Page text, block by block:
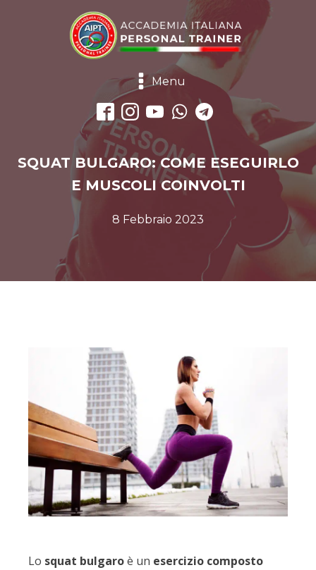
Menu
SQUAT BULGARO: COME ESEGUIRLO
E MUSCOLI COINVOLTI
8 Febbraio 2023
Lo squat bulgaroè un esercizio composto